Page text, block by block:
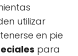
utilizar
en pie
para